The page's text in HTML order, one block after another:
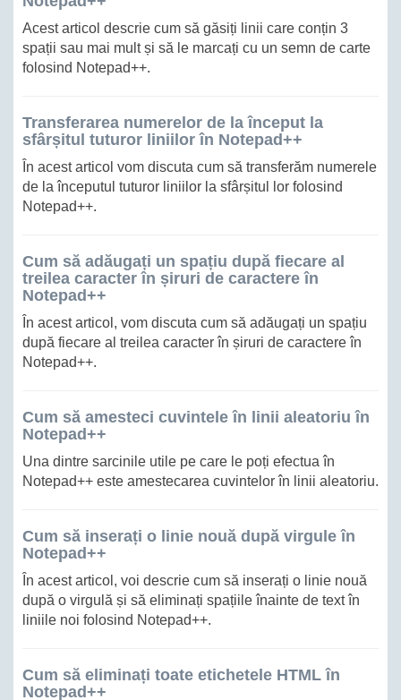
Acest articol descrie cum să găsiți linii care conțin 3
spații sau mai mult și să le marcați cu un semn de carte
folosind Notepad++.
Transferarea numerelor de la început la
sfârșitul tuturor liniilor în Notepad++
În acest articol vom discuta cum să transferăm numerele
de la începutul tuturor liniilor la sfârșitul lor folosind
Notepad++.
Cum să adăugați un spațiu după fiecare al
treilea caracter în șiruri de caractere în
Notepad++
În acest articol, vom discuta cum să adăugați un spațiu
după fiecare al treilea caracter în șiruri de caractere în
Notepad++.
Cum să amesteci cuvintele în linii aleatoriu în
Notepad++
Una dintre sarcinile utile pe care le poți efectua în
Notepad++ este amestecarea cuvintelor în linii aleatoriu.
Cum să inserați o linie nouă după virgule în
Notepad++
În acest articol, voi descrie cum să inserați o linie nouă
după o virgulă și să eliminați spațiile înainte de text în
liniile noi folosind Notepad++.
Cum să eliminați toate etichetele HTML în
Notepad++